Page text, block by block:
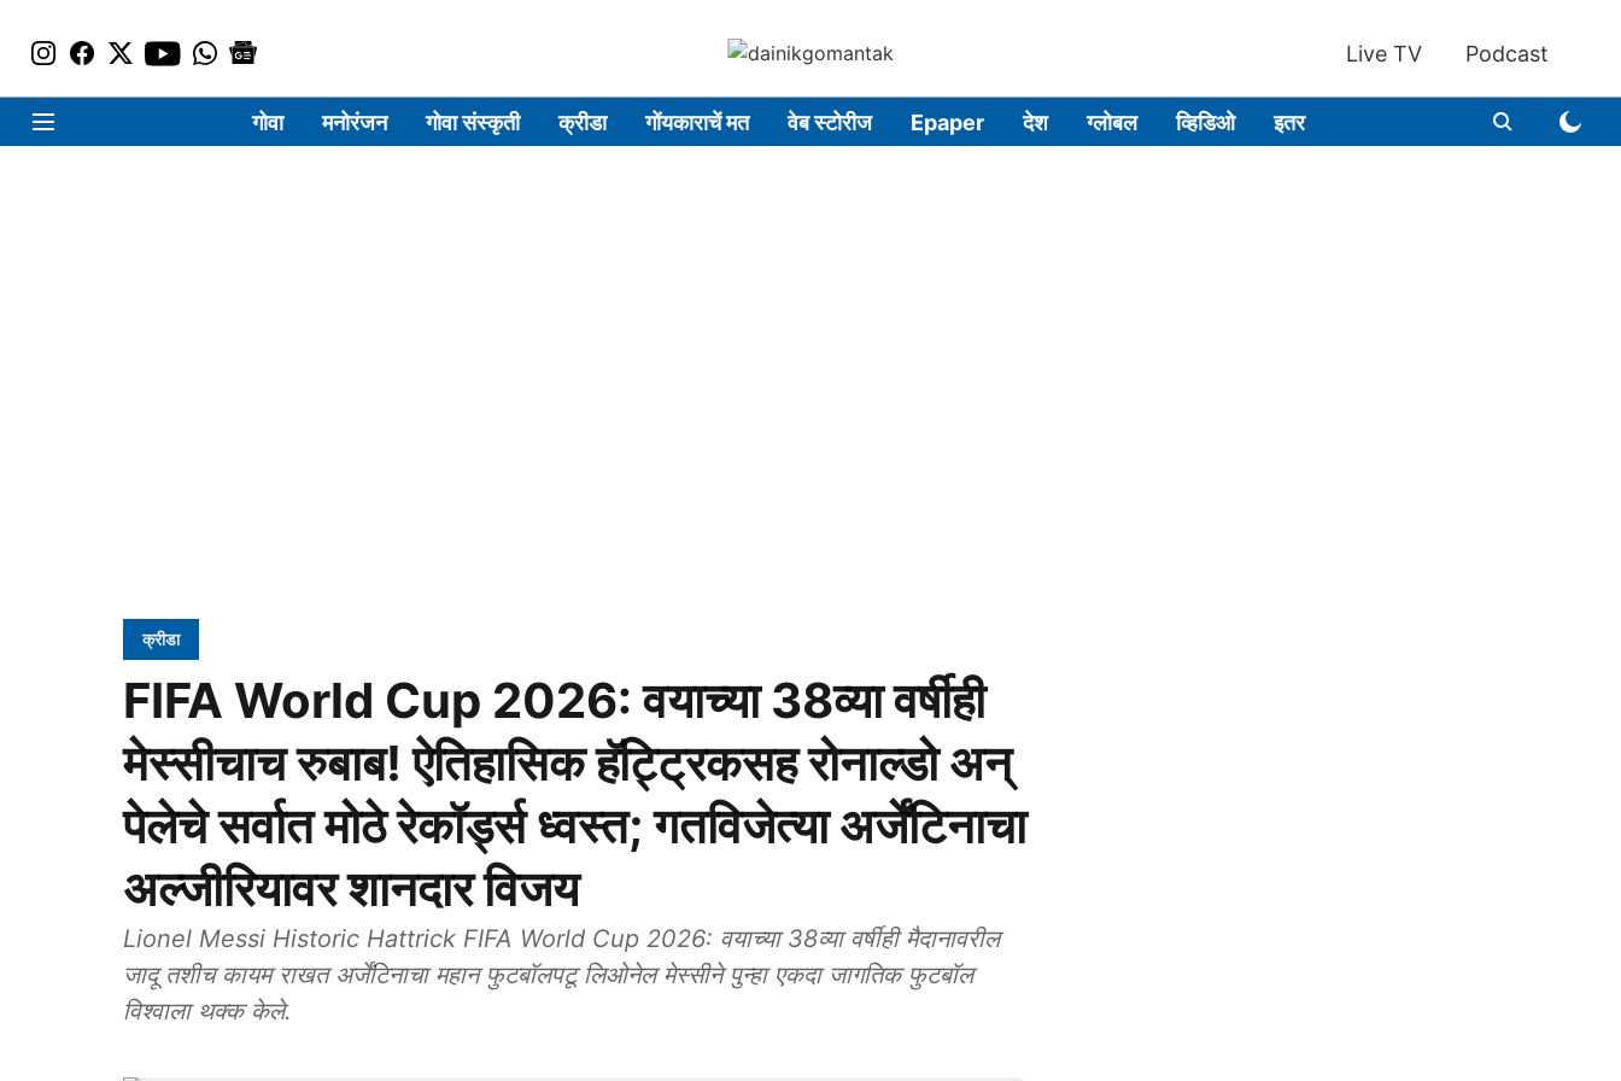
Live TV Podcast
गोवा मनोरंजन गोवा संस्कृती क्रीडा गोंयकाराचें मत वेब स्टोरीज Epaper देश ग्लोबल व्हिडिओ इतर
क्रीडा
FIFA World Cup 2026: वयाच्या 38व्या वर्षीही
मेस्सीचाच रुबाब! ऐतिहासिक हॅट्ट्रिकसह रोनाल्डो अन्
पेलेचे सर्वात मोठे रेकॉर्ड्स ध्वस्त; गतविजेत्या अर्जेंटिनाचा
अल्जीरियावर शानदार विजय
Lionel Messi Historic Hattrick FIFA World Cup 2026: वयाच्या 38व्या वर्षीही मैदानावरील
जादू तशीच कायम राखत अर्जेंटिनाचा महान फुटबॉलपटू लिओनेल मेस्सीने पुन्हा एकदा जागतिक फुटबॉल
विश्वाला थक्क केले.